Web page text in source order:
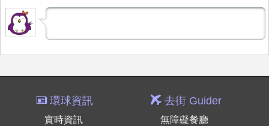
環球資訊
實時資訊
去街 Guider
無障礙餐廳